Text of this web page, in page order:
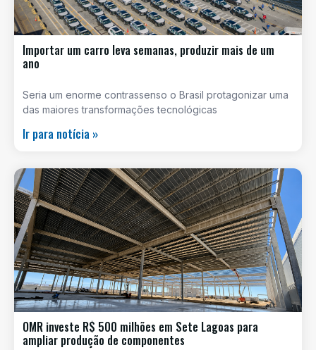
Importar um carro leva semanas, produzir mais de um
ano
Seria um enorme contrassenso o Brasil protagonizar uma
das maiores transformações tecnológicas
Ir para notícia »
OMR investe R$ 500 milhões em Sete Lagoas para
ampliar produção de componentes